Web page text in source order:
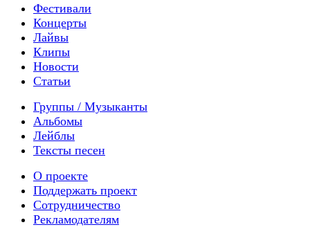
Фестивали
Концерты
Лайвы
Клипы
Новости
Статьи
Группы / Музыканты
Альбомы
Лейблы
Тексты песен
О проекте
Поддержать проект
Сотрудничество
Рекламодателям